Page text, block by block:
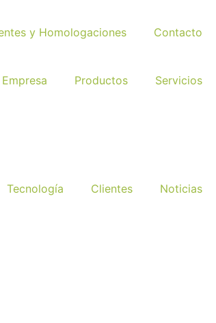
y Homologaciones Contacto
Productos Servicios
Tecnología Clientes Noticias